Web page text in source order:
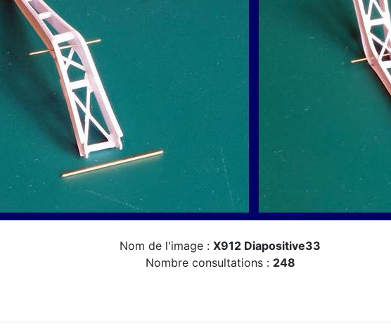
Nom de l'image : X912 Diapositive33
Nombre consultations : 248